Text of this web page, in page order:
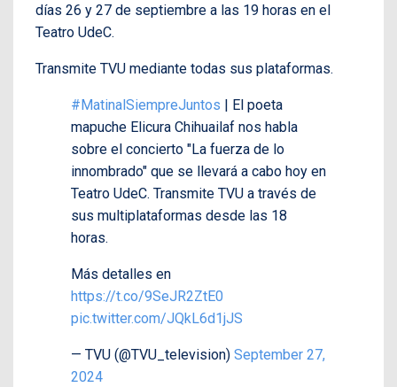
días 26 y 27 de septiembre a las 19 horas en el
Teatro UdeC.
Transmite TVU mediante todas sus plataformas.
#MatinalSiempreJuntos | El poeta
mapuche Elicura Chihuailaf nos habla
sobre el concierto "La fuerza de lo
innombrado" que se llevará a cabo hoy en
Teatro UdeC. Transmite TVU a través de
sus multiplataformas desde las 18
horas.
Más detalles en
https://t.co/9SeJR2ZtE0
pic.twitter.com/JQkL6d1jJS
— TVU (@TVU_television) September 27,
2024